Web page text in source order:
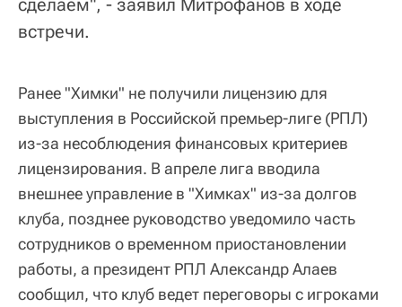
встречи.
Ранее "Химки" не получили лицензию для
выступления в Российской премьер-лиге (РПЛ)
из-за несоблюдения финансовых критериев
лицензирования. В апреле лига вводила
внешнее управление в "Химках" из-за долгов
клуба, позднее руководство уведомило часть
сотрудников о временном приостановлении
работы, а президент РПЛ Александр Алаев
сообщил, что клуб ведет переговоры с игроками